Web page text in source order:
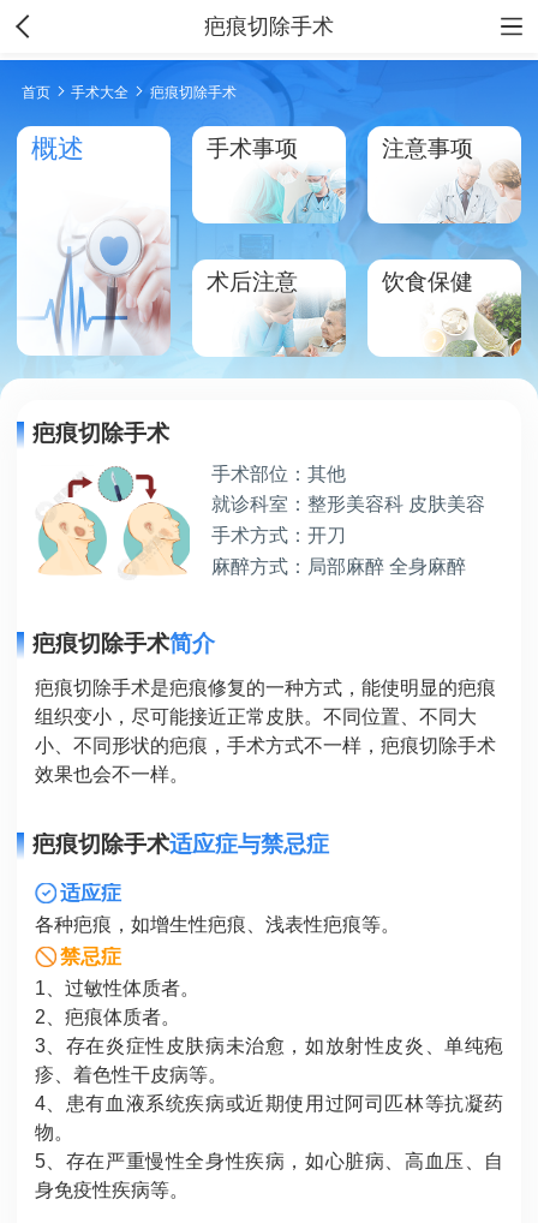
疤痕切除手术
首页 手术大全 疤痕切除手术
概述 手术事项 注意事项
术后注意 饮食保健
疤痕切除手术
手术部位：其他
就诊科室：整形美容科 皮肤美容
手术方式：开刀
麻醉方式：局部麻醉 全身麻醉
疤痕切除手术简介
疤痕切除手术是疤痕修复的一种方式，能使明显的疤痕
组织变小，尽可能接近正常皮肤。不同位置、不同大
小、不同形状的疤痕，手术方式不一样，疤痕切除手术
效果也会不一样。
疤痕切除手术适应症与禁忌症
适应症
各种疤痕，如增生性疤痕、浅表性疤痕等。
禁忌症
1、过敏性体质者。
2、疤痕体质者。
3、存在炎症性皮肤病未治愈，如放射性皮炎、单纯疱
疹、着色性干皮病等。
4、患有血液系统疾病或近期使用过阿司匹林等抗凝药
物。
5、存在严重慢性全身性疾病，如心脏病、高血压、自
身免疫性疾病等。